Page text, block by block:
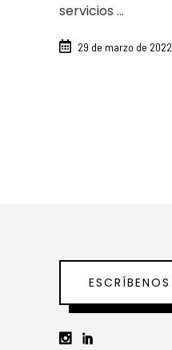
servicios
29 de marzo de 2022
ESCRÍBENOS